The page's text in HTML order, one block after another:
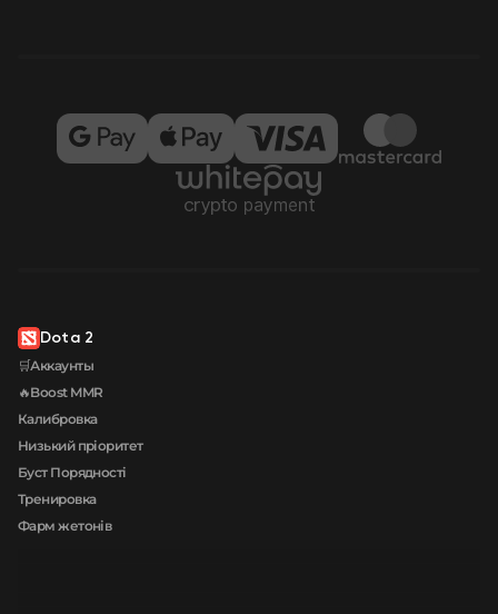
Dota 2
🛒Аккаунты
🔥Boost MMR
Калибровка
Низький пріоритет
Буст Порядності
Тренировка
Фарм жетонів